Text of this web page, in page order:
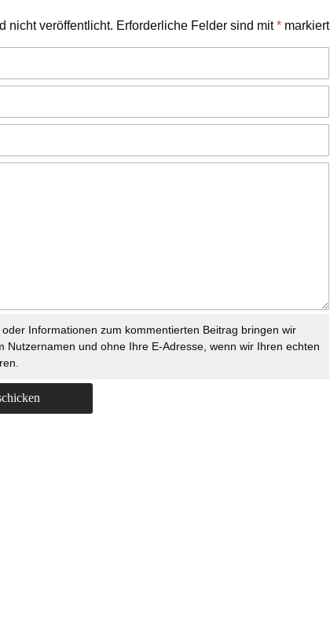
nicht veröffentlicht. Erforderliche Felder sind mit* markiert
Informationen zum kommentierten Beitrag bringen wir
Nutzernamen und ohne Ihre E-Adresse, wenn wir Ihren echten